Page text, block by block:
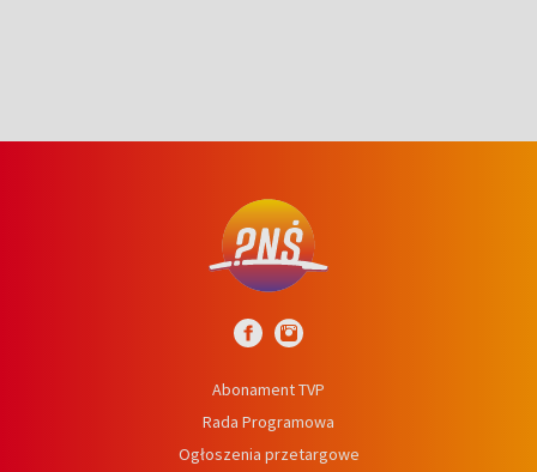
Abonament TVP
Rada Programowa
Ogłoszenia przetargowe